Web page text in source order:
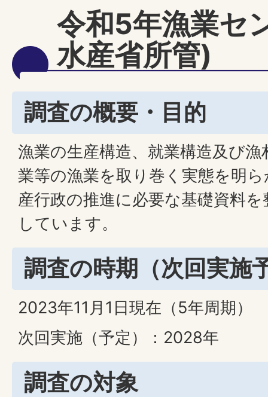
令和5年漁業セ
水産省所管)
調査の概要・目的
漁業の生産構造、就業構造及び
業等の漁業を取り巻く実態を明
産行政の推進に必要な基礎資料
しています。
調査の時期（次回実施
2023年11月1日現在（5年周期）
次回実施（予定）：2028年
調査の対象